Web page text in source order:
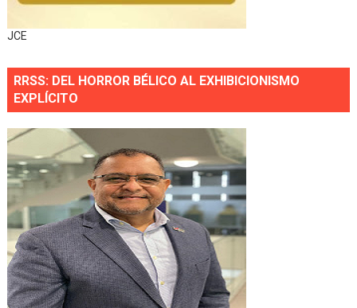
JCE
RRSS: DEL HORROR BÉLICO AL EXHIBICIONISMO
EXPLÍCITO